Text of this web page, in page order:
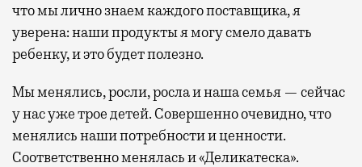
что мы лично знаем каждого поставщика, я
уверена: наши продукты я могу смело давать
ребенку, и это будет полезно.
Мы менялись, росли, росла и наша семья — сейчас
у нас уже трое детей. Совершенно очевидно, что
менялись наши потребности и ценности.
Соответственно менялась и «Деликатеска».